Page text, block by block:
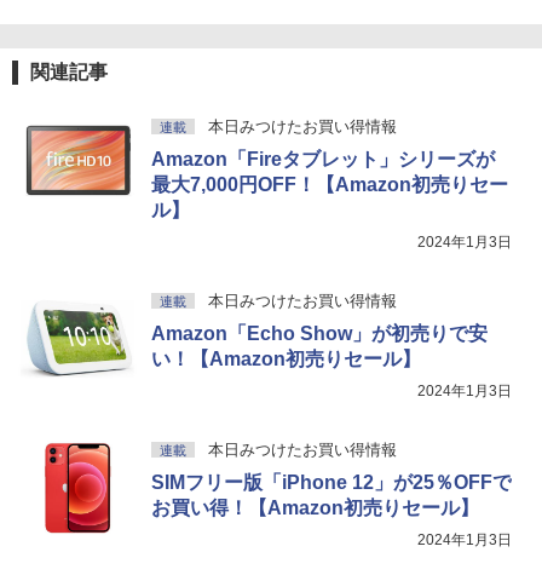
関連記事
連載 本日みつけたお買い得情報
Amazon「Fireタブレット」シリーズが
最大7,000円OFF！【Amazon初売りセー
ル】
2024年1月3日
連載 本日みつけたお買い得情報
Amazon「Echo Show」が初売りで安
い！【Amazon初売りセール】
2024年1月3日
連載 本日みつけたお買い得情報
SIMフリー版「iPhone 12」が25％OFFで
お買い得！【Amazon初売りセール】
2024年1月3日